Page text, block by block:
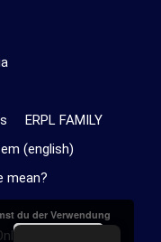
ERPL FAMILY
(english)
mean?
du der Verwendung